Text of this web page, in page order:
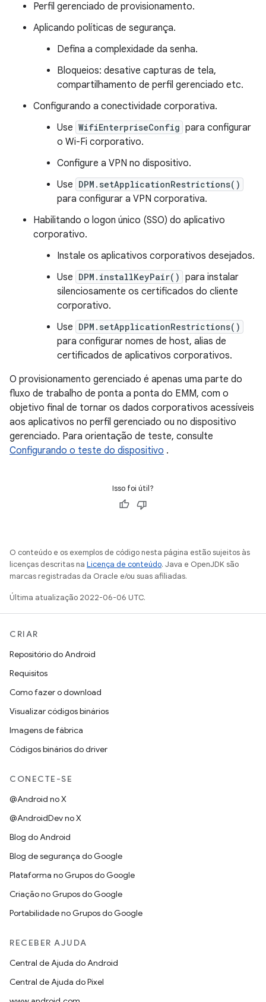
Perfil gerenciado de provisionamento.
Aplicando políticas de segurança.
Defina a complexidade da senha.
Bloqueios: desative capturas de tela,
compartilhamento de perfil gerenciado etc.
Configurando a conectividade corporativa.
Use WifiEnterpriseConfig para configurar
o Wi-Fi corporativo.
Configure a VPN no dispositivo.
Use DPM.setApplicationRestrictions()
para configurar a VPN corporativa.
Habilitando o logon único (SSO) do aplicativo
corporativo.
Instale os aplicativos corporativos desejados.
Use DPM.installKeyPair() para instalar
silenciosamente os certificados do cliente
corporativo.
Use DPM.setApplicationRestrictions()
para configurar nomes de host, alias de
certificados de aplicativos corporativos.
O provisionamento gerenciado é apenas uma parte do
fluxo de trabalho de ponta a ponta do EMM, com o
objetivo final de tornar os dados corporativos acessíveis
aos aplicativos no perfil gerenciado ou no dispositivo
gerenciado. Para orientação de teste, consulte
Configurando o teste do dispositivo .
Isso foi útil?
O conteúdo e os exemplos de código nesta página estão sujeitos às
licenças descritas na Licença de conteúdo. Java e OpenJDK são
marcas registradas da Oracle e/ou suas afiliadas.
Última atualização 2022-06-06 UTC.
CRIAR
Repositório do Android
Requisitos
Como fazer o download
Visualizar códigos binários
Imagens de fábrica
Códigos binários do driver
CONECTE-SE
@Android no X
@AndroidDev no X
Blog do Android
Blog de segurança do Google
Plataforma no Grupos do Google
Criação no Grupos do Google
Portabilidade no Grupos do Google
RECEBER AJUDA
Central de Ajuda do Android
Central de Ajuda do Pixel